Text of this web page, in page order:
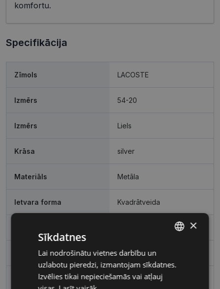
komfortu.
Specifikācija
Zīmols LACOSTE
Izmērs 54-20
Izmērs Liels
Krāsa silver
Materiāls Metāla
Ietvara forma Kvadrātveida
Lēcas platums, mm 54
Deguna pārnese, mm 20
RUSSIAN
×
Sīkdatnes
Lai nodrošinātu vietnes darbību un
uzlabotu pieredzi, izmantojam sīkdatnes.
Izvēlies tikai nepieciešamās vai atļauj